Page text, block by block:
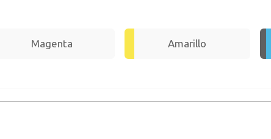
Nueva cuenta
Magenta Amarillo